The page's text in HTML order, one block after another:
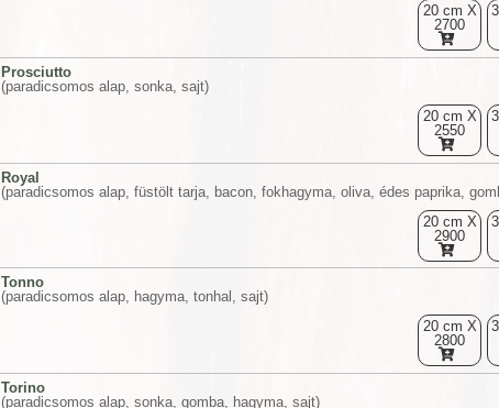
20 cm X
2700
Prosciutto
(paradicsomos alap, sonka, sajt)
20 cm X
2550
Royal
(paradicsomos alap, füstölt tarja, bacon, fokhagyma, oliva, édes paprika,
20 cm X
2900
Tonno
(paradicsomos alap, hagyma, tonhal, sajt)
20 cm X
2800
Torino
(paradicsomos alap, sonka, gomba, hagyma, sajt)